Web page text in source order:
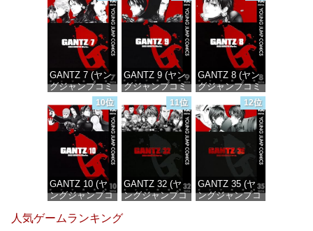
価格：¥100 価格：¥100 価格：¥100
GANTZ 7 (ヤン
グジャンプコミ
ックスDIGITAL)
価格：¥100
GANTZ 9 (ヤン
グジャンプコミ
ックスDIGITAL)
価格：¥100
GANTZ 8 (ヤン
グジャンプコミ
ックスDIGITAL)
価格：¥100
10位
GANTZ 10 (ヤ
ングジャンプコ
DIGITAL)
11位
GANTZ 32 (ヤ
ングジャンプコ
12位
GANTZ 35 (ヤ
ングジャンプコ
人気ゲームランキング